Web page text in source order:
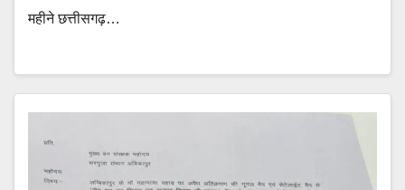
महीने छत्तीसगढ़…